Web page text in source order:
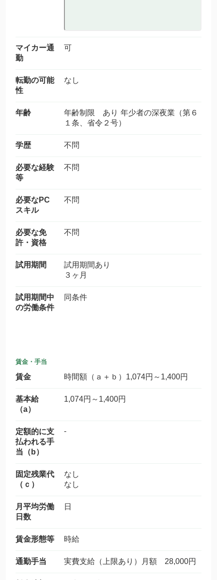
マイカー通
勤
可
転勤の可能
性
なし
年齢
年齢制限 あり 年少者の深夜業（第６
１条、省令２号）
学歴 不問
必要な経験
等
不問
必要なPC
スキル
不問
必要な免
許・資格
不問
試用期間
試用期間あり
３ヶ月
試用期間中
の労働条件
同条件
賃金・手当
賃金 時間額（ａ＋ｂ）1,074円～1,400円
基本給
（a）
1,074円～1,400円
定額的に支
払われる手
当（b）
-
固定残業代
（ｃ）
なし
なし
月平均労働
日数
日
賃金形態等 時給
通勤手当 実費支給（上限あり）月額 28,000円